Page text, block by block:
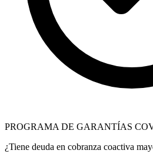
PROGRAMA DE GARANTÍAS
¿Tiene deuda en cobranza coactiva